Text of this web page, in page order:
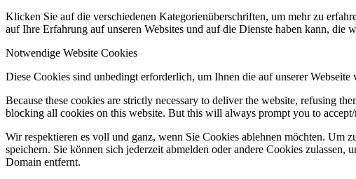
Klicken Sie auf die verschiedenen Kategorienüberschriften, um mehr zu
auf Ihre Erfahrung auf unseren Websites und auf die Dienste haben kann, die
Notwendige Website Cookies
Diese Cookies sind unbedingt erforderlich, um Ihnen die auf unserer
Because these cookies are strictly necessary to deliver the website, refusing
blocking all cookies on this website. But this will always prompt you to
Wir respektieren es voll und ganz, wenn Sie Cookies ablehnen möchten. Um
speichern. Sie können sich jederzeit abmelden oder andere Cookies
Domain entfernt.